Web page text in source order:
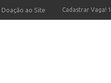
Doação ao Site Cadastrar Vaga!